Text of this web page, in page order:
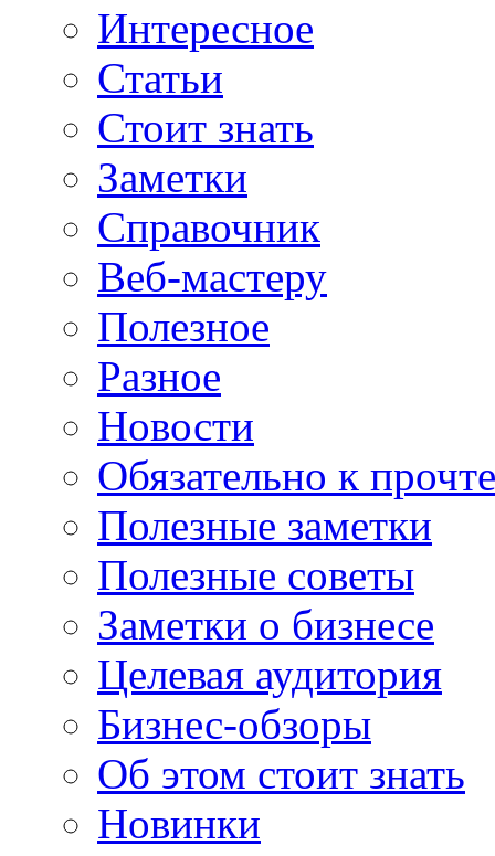
Интересное
Статьи
Стоит знать
Заметки
Справочник
Веб-мастеру
Полезное
Разное
Новости
Обязательно к
Полезные заметки
Полезные советы
Заметки о бизнесе
Целевая аудитория
Бизнес-обзоры
Об этом стоит знать
Новинки